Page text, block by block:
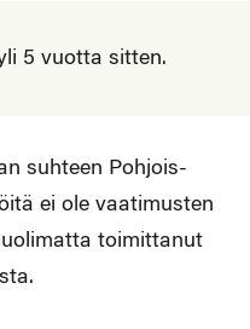
5 vuotta sitten.
suhteen Pohjois-
ei ole vaatimusten
toimittanut